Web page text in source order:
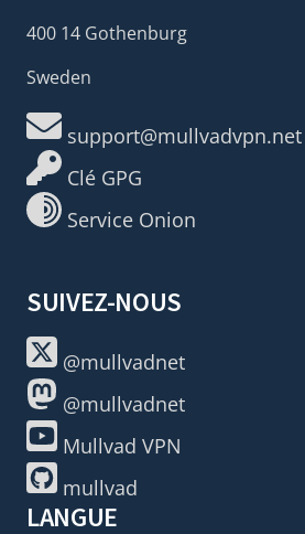
400 14 Gothenburg
Sweden
support@mullvadvpn.net
Clé GPG
Service Onion
SUIVEZ-NOUS
@mullvadnet
@mullvadnet
Mullvad VPN
mullvad
LANGUE